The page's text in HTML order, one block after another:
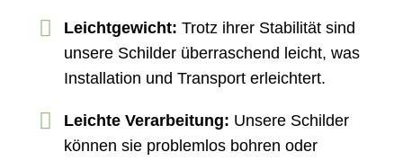
Leichtgewicht:Trotz ihrer Stabilität sind
unsere Schilder überraschend leicht, was
Installation und Transport erleichtert.
Leichte Verarbeitung: Unsere Schilder
können sie problemlos bohren oder